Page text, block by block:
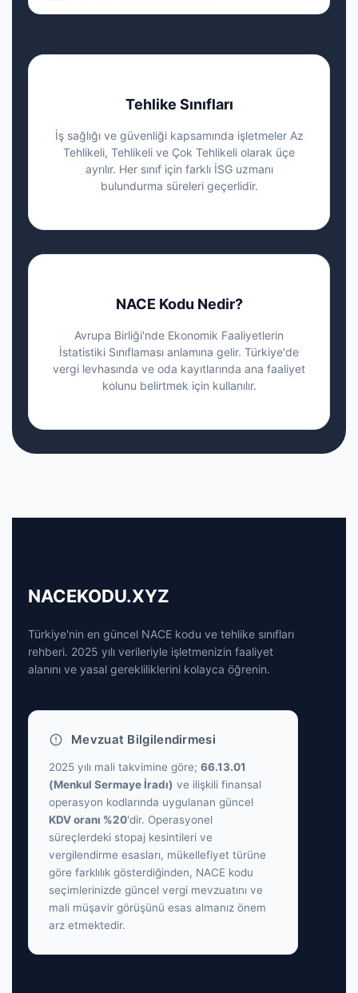
Tehlike Sınıfları
İş sağlığı ve güvenliği kapsamında işletmeler Az
Tehlikeli, Tehlikeli ve Çok Tehlikeli olarak üçe
ayrılır. Her sınıf için farklı İSG uzmanı
bulundurma süreleri geçerlidir.
NACE Kodu Nedir?
Avrupa Birliği'nde Ekonomik Faaliyetlerin
İstatistiki Sınıflaması anlamına gelir. Türkiye'de
vergi levhasında ve oda kayıtlarında ana faaliyet
kolunu belirtmek için kullanılır.
NACEKODU.XYZ
Türkiye'nin en güncel NACE kodu ve tehlike sınıfları
rehberi. 2025 yılı verileriyle işletmenizin faaliyet
alanını ve yasal gerekliliklerini kolayca öğrenin.
Mevzuat Bilgilendirmesi
2025 yılı mali takvimine göre; 66.13.01
(Menkul Sermaye İradı) ve ilişkili finansal
operasyon kodlarında uygulanan güncel
KDV oranı %20'dir. Operasyonel
süreçlerdeki stopaj kesintileri ve
vergilendirme esasları, mükellefiyet türüne
göre farklılık gösterdiğinden, NACE kodu
seçimlerinizde güncel vergi mevzuatını ve
mali müşavir görüşünü esas almanız önem
arz etmektedir.